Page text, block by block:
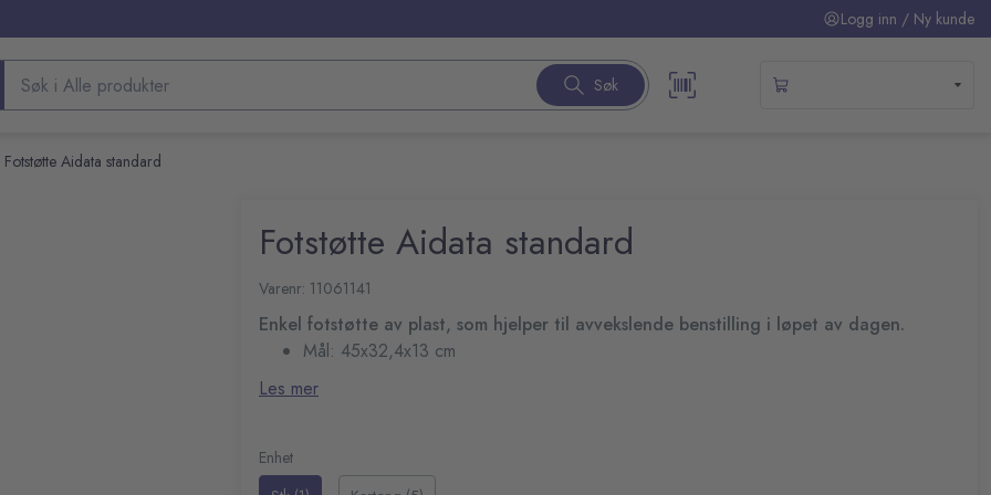
Logg inn / Ny kunde
Søk etter produkter Søk
Fotstøtte Aidata standard
Fotstøtte Aidata standard
Varenr: 11061141
Enkel fotstøtte av plast, som hjelper til avvekslende benstilling i løpet av dagen.
Mål: 45x32,4x13 cm
Les mer
Enhet